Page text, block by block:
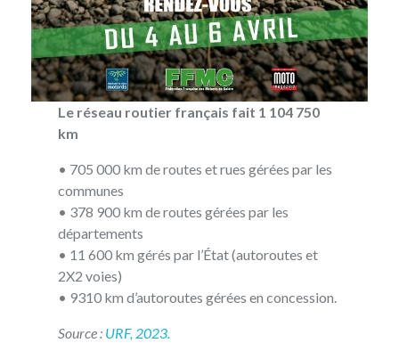
Le réseau routier français fait 1 104 750
km
• 705 000 km de routes et rues gérées par les
communes
• 378 900 km de routes gérées par les
départements
• 11 600 km gérés par l’État (autoroutes et
2X2 voies)
• 9310 km d’autoroutes gérées en concession.
Source : URF, 2023.